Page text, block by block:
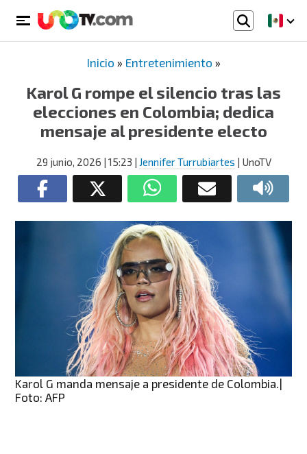
Inicio » Entretenimiento »
Karol G rompe el silencio tras las
elecciones en Colombia; dedica
mensaje al presidente electo
29 junio, 2026 | 15:23 | Jennifer Turrubiartes | UnoTV
Karol G manda mensaje a presidente de Colombia.|
Foto: AFP